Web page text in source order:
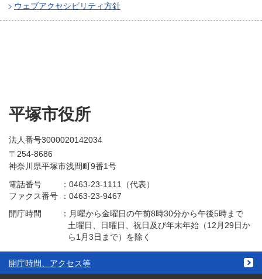
ウェブアクセシビリティ方針
平塚市役所
法人番号3000020142034
〒254-8686
神奈川県平塚市浅間町9番1号
電話番号
：0463-23-1111（代表）
ファクス番号
：0463-23-9467
開庁時間
： 月曜から金曜日の午前8時30分から午後5時まで
土曜日、日曜日、祝日及び年末年始（12月29日か
ら1月3日まで）を除く
開庁時間、アクセス等